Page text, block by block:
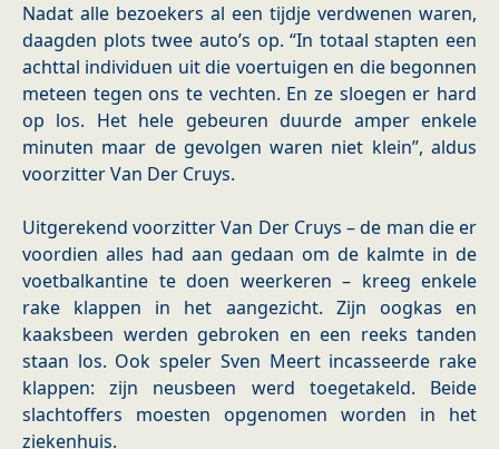
Nadat alle bezoekers al een tijdje verdwenen waren,
daagden plots twee auto’s op. “In totaal stapten een
achttal individuen uit die voertuigen en die begonnen
meteen tegen ons te vechten. En ze sloegen er hard
op los. Het hele gebeuren duurde amper enkele
minuten maar de gevolgen waren niet klein”, aldus
voorzitter Van Der Cruys.
Uitgerekend voorzitter Van Der Cruys – de man die er
voordien alles had aan gedaan om de kalmte in de
voetbalkantine te doen weerkeren – kreeg enkele
rake klappen in het aangezicht. Zijn oogkas en
kaaksbeen werden gebroken en een reeks tanden
staan los. Ook speler Sven Meert incasseerde rake
klappen: zijn neusbeen werd toegetakeld. Beide
slachtoffers moesten opgenomen worden in het
ziekenhuis.